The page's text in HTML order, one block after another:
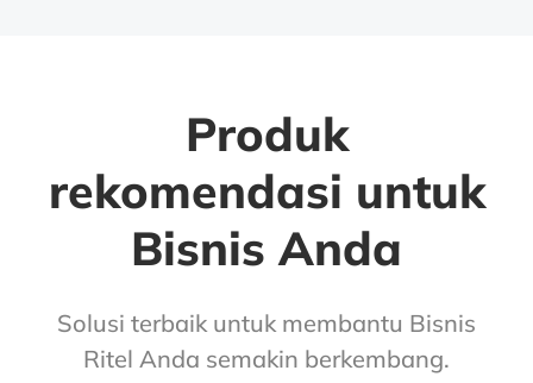
Produk
rekomendasi untuk
Bisnis Anda
Solusi terbaik untuk membantu Bisnis
Ritel Anda semakin berkembang.